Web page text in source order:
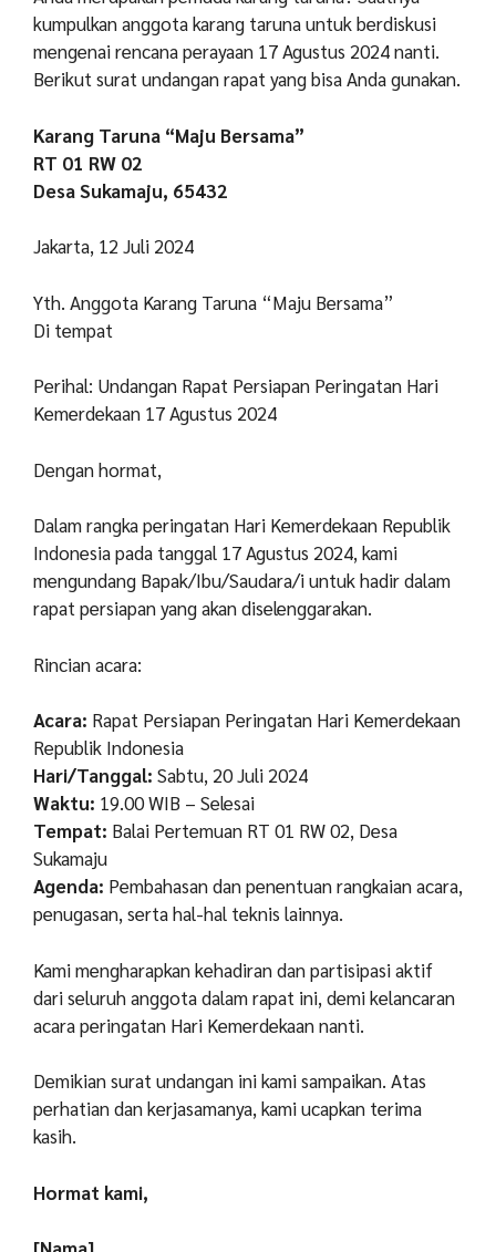
kumpulkan anggota karang taruna untuk berdiskusi
mengenai rencana perayaan 17 Agustus 2024 nanti.
Berikut surat undangan rapat yang bisa Anda gunakan.
Karang Taruna “Maju Bersama”
RT 01 RW 02
Desa Sukamaju, 65432
Jakarta, 12 Juli 2024
Yth. Anggota Karang Taruna “Maju Bersama”
Di tempat
Perihal: Undangan Rapat Persiapan Peringatan Hari
Kemerdekaan 17 Agustus 2024
Dengan hormat,
Dalam rangka peringatan Hari Kemerdekaan Republik
Indonesia pada tanggal 17 Agustus 2024, kami
mengundang Bapak/Ibu/Saudara/i untuk hadir dalam
rapat persiapan yang akan diselenggarakan.
Rincian acara:
Acara: Rapat Persiapan Peringatan Hari Kemerdekaan
Republik Indonesia
Hari/Tanggal: Sabtu, 20 Juli 2024
Waktu: 19.00 WIB – Selesai
Tempat: Balai Pertemuan RT 01 RW 02, Desa
Sukamaju
Agenda: Pembahasan dan penentuan rangkaian acara,
penugasan, serta hal-hal teknis lainnya.
Kami mengharapkan kehadiran dan partisipasi aktif
dari seluruh anggota dalam rapat ini, demi kelancaran
acara peringatan Hari Kemerdekaan nanti.
Demikian surat undangan ini kami sampaikan. Atas
perhatian dan kerjasamanya, kami ucapkan terima
kasih.
Hormat kami,